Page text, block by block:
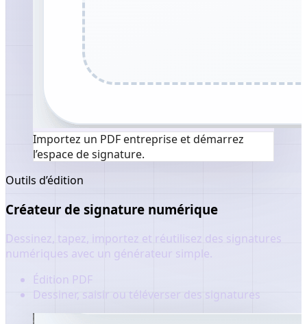
Importez un PDF entreprise et démarrez
l’espace de signature.
Outils d’édition
Créateur de signature numérique
Dessinez, tapez, importez et réutilisez des signatures
numériques avec un générateur simple.
Édition PDF
Dessiner, saisir ou téléverser des signatures